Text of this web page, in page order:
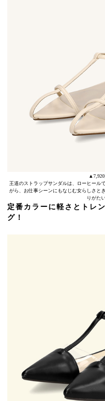
▲7,920
王道のストラップサンダルは、ローヒール
がら、お仕事シーンにもなじむ女らしさと
りがた
定番カラーに軽さとトレ
グ！